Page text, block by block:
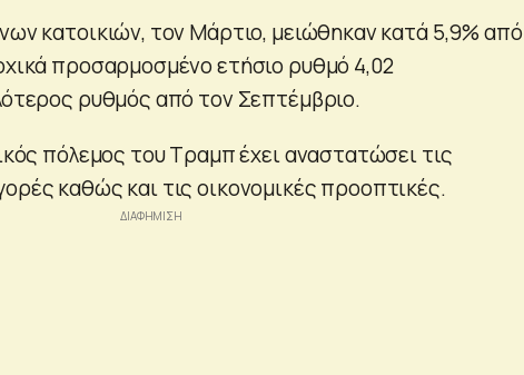
κατοικιών, τον Μάρτιο, μειώθηκαν κατά 5,9% από
προσαρμοσμένο ετήσιο ρυθμό 4,02
ρυθμός από τον Σεπτέμβριο.
πόλεμος του Τραμπ έχει αναστατώσει τις
καθώς και τις οικονομικές προοπτικές.